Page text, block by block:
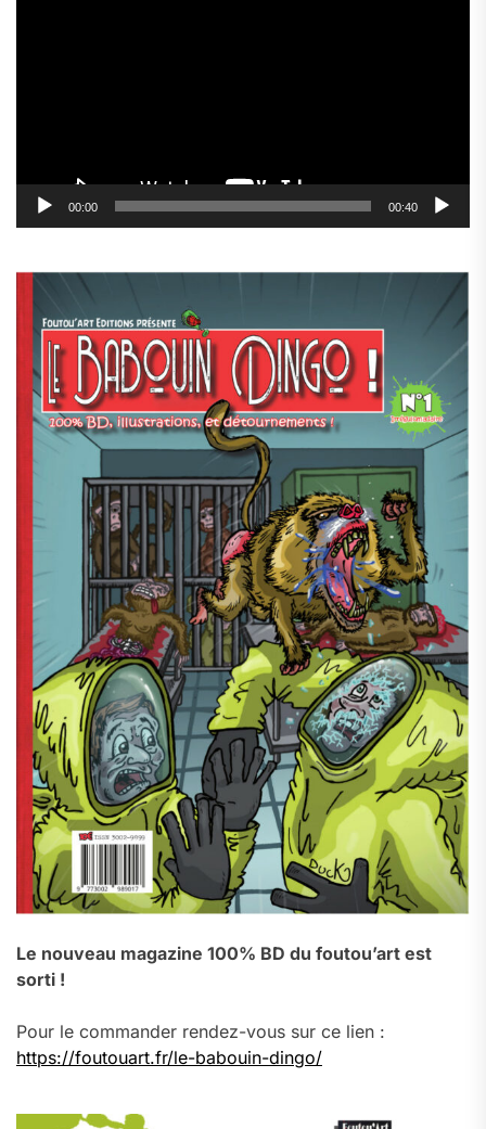
00:00 00:40
Le nouveau magazine 100% BD du foutou’art est
sorti !
Pour le commander rendez-vous sur ce lien :
https://foutouart.fr/le-babouin-dingo/